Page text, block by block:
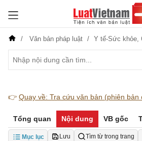
Văn bản pháp luật Y tế-Sức khỏe,
👉 Quay về: Tra cứu văn bản (phiên bản
Tổng quan Nội dung VB gốc
Mục lục Lưu Tìm từ trong trang